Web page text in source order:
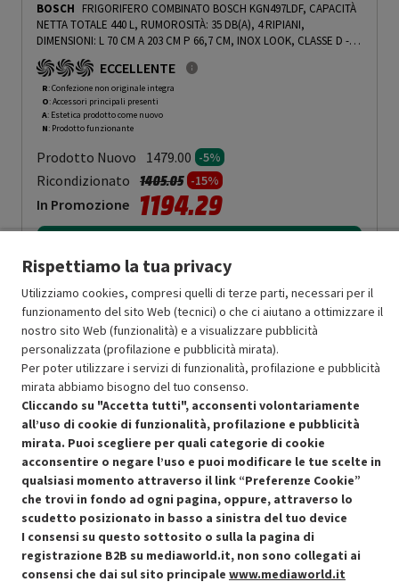
BOSCH FRIGORIFERO COMBINATO BOSCH KGN497LDF, CAPACITÀ
NETTA TOTALE 440 L, RUMOROSITÀ: 35 DB(A), 4 RIPIANI,
DIMENSIONI: L 70 CM A 203 CM P 66,7 CM, INOX LOOK, CLASSE D -
PRMG GRADING ROAN - 5%
ECCELLENTE
R: Confezione non originale integra
O: Accessori principali presenti
A: Estetica prodotto come nuovo
N: Prodotto funzionante
Prodotto Nuovo 1479.00 -5%
Ricondizionato Prezzo ridotto da
1405.05a-15%
In Promozione 1194.29
SCONTO RICONDIZIONATI
Approfitta dello sconto del 15% sul prodotto ricondizionato.
Condizioni generali di vendita
Cookie Policy
Preferenze cookie
Recedere dal contratto qui
Rispettiamo la tua privacy
Utilizziamo cookies, compresi quelli di terze parti, necessari per il
funzionamento del sito Web (tecnici) o che ci aiutano a ottimizzare il
nostro sito Web (funzionalità) e a visualizzare pubblicità
personalizzata (profilazione e pubblicità mirata).
Per poter utilizzare i servizi di funzionalità, profilazione e pubblicità
mirata abbiamo bisogno del tuo consenso.
Cliccando su "Accetta tutti", acconsenti volontariamente
all’uso di cookie di funzionalità, profilazione e pubblicità
mirata. Puoi scegliere per quali categorie di cookie
acconsentire o negare l’uso e puoi modificare le tue scelte in
qualsiasi momento attraverso il link “Preferenze Cookie”
che trovi in fondo ad ogni pagina, oppure, attraverso lo
scudetto posizionato in basso a sinistra del tuo device
I consensi su questo sottosito o sulla la pagina di
registrazione B2B su mediaworld.it, non sono collegati ai
consensi che dai sul sito principale www.mediaworld.it